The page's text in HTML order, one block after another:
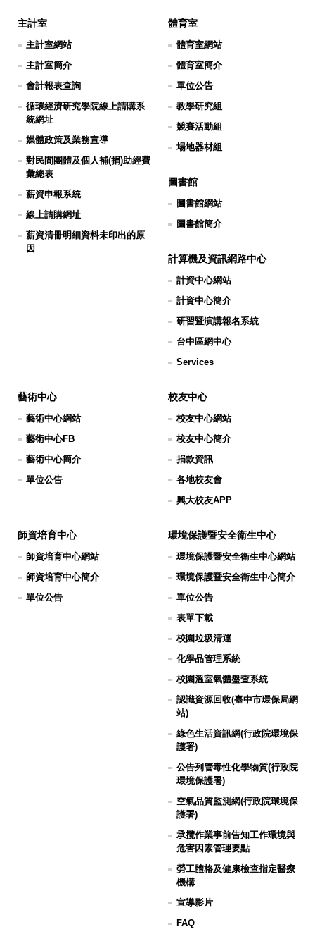
主計室
主計室網站
主計室簡介
會計報表查詢
循環經濟研究學院線上請購系
統網址
媒體政策及業務宣導
對民間團體及個人補(捐)助經費
彙總表
薪資申報系統
線上請購網址
薪資清冊明細資料未印出的原
因
體育室
體育室網站
體育室簡介
單位公告
教學研究組
競賽活動組
場地器材組
圖書館
圖書館網站
圖書館簡介
計算機及資訊網路中心
計資中心網站
計資中心簡介
研習暨演講報名系統
台中區網中心
Services
藝術中心
藝術中心網站
藝術中心FB
藝術中心簡介
單位公告
校友中心
校友中心網站
校友中心簡介
捐款資訊
各地校友會
興大校友APP
師資培育中心
師資培育中心網站
師資培育中心簡介
單位公告
環境保護暨安全衛生中心
環境保護暨安全衛生中心網站
環境保護暨安全衛生中心簡介
單位公告
表單下載
校園垃圾清運
化學品管理系統
校園溫室氣體盤查系統
認識資源回收(臺中市環保局網
站)
綠色生活資訊網(行政院環境保
護署)
公告列管毒性化學物質(行政院
環境保護署)
空氣品質監測網(行政院環境保
護署)
承攬作業事前告知工作環境與
危害因素管理要點
勞工體格及健康檢查指定醫療
機構
宣導影片
FAQ